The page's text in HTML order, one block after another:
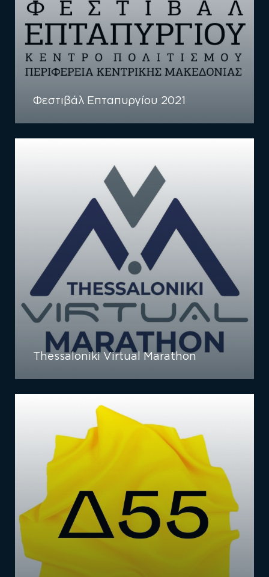
Φεστιβάλ Επταπυργίου 2021
Thessaloniki Virtual Marathon